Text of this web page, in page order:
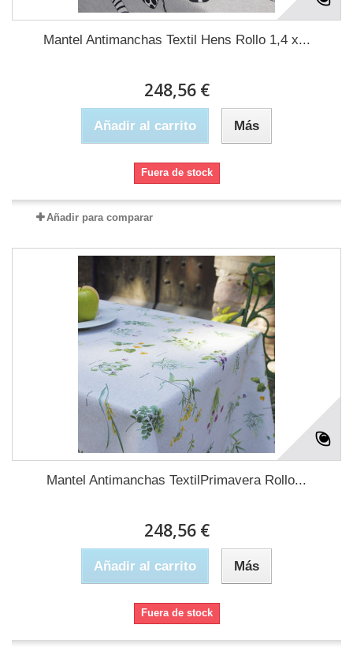
Mantel Antimanchas Textil Hens Rollo 1,4 x...
248,56 €
Añadir al carrito Más
Fuera de stock
Añadir para comparar
Mantel Antimanchas TextilPrimavera Rollo...
248,56 €
Añadir al carrito Más
Fuera de stock